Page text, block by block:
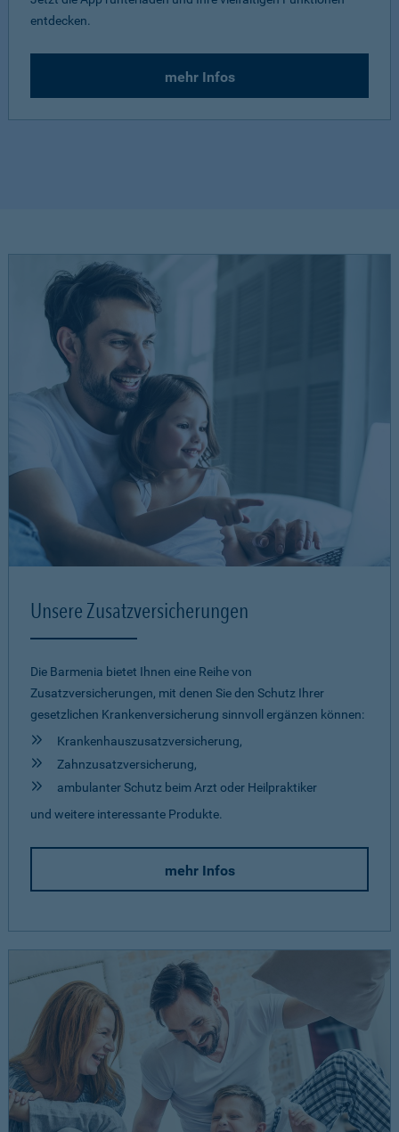
entdecken.
mehr Infos
Unsere Zusatzversicherungen
Die Barmenia bietet Ihnen eine Reihe von
Zusatzversicherungen, mit denen Sie den Schutz Ihrer
gesetzlichen Krankenversicherung sinnvoll ergänzen können:
Krankenhauszusatzversicherung,
Zahnzusatzversicherung,
ambulanter Schutz beim Arzt oder Heilpraktiker
und weitere interessante Produkte.
mehr Infos